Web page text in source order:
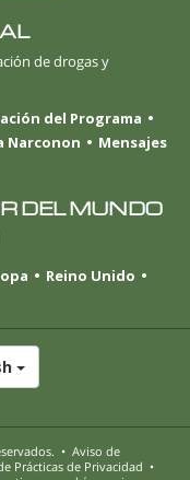
de drogas y
del Programa
Narconon
Mensajes
DEL MUNDO
Reino Unido
• Aviso de
Prácticas de Privacidad •